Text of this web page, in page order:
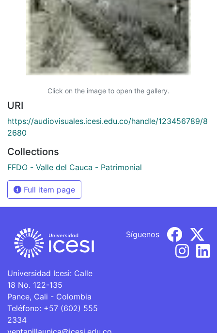
Click on the image to open the gallery.
URI
https://audiovisuales.icesi.edu.co/handle/123456789/8
2680
Collections
FFDO - Valle del Cauca - Patrimonial
Full item page
Universidad Icesi: Calle
18 No. 122-135
Pance, Cali - Colombia
Teléfono: +57 (602) 555
2334
Síguenos